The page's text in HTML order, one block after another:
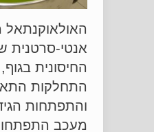
האולאוקנתאל
אנטי-סרטנית
החיסונית
התחלקות
והתפתחות
מעכב